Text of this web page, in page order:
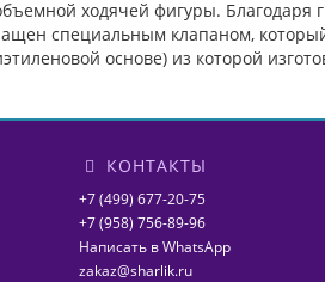
ходячей фигуры. Благодаря
специальным клапаном,
основе) из которой
КОНТАКТЫ
+7 (499) 677-20-75
+7 (958) 756-89-96
Написать в WhatsApp
zakaz@sharlik.ru